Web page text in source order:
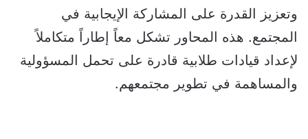
وتعزيز القدرة على المشاركة الإيجابية في
المجتمع. هذه المحاور تشكل معاً إطاراً متكاملاً
لإعداد قيادات طلابية قادرة على تحمل المسؤولية
والمساهمة في تطوير مجتمعهم.